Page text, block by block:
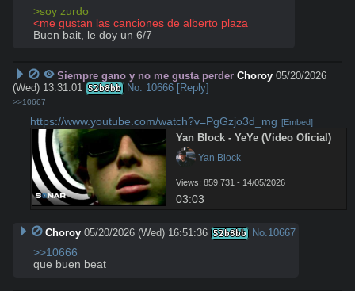
>soy zurdo
<me gustan las canciones de alberto plaza
Buen bait, le doy un 6/7
Siempre gano y no me gusta perder Choroy 05/20/2026
(Wed) 13:31:01 52b8bb No. 10666 [Reply]
>>10667
https://www.youtube.com/watch?v=PgGzjo3d_mg [Embed]
Yan Block - YeYe (Video Oficial)
Yan Block
Views: 859,731 - 14/05/2026
03:03
Choroy 05/20/2026 (Wed) 16:51:36 52b8bb No.10667
>>10666
que buen beat